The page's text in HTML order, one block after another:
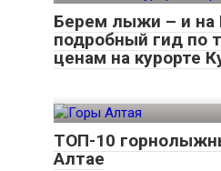
Берем лыжи – и на
подробный гид по
ценам на курорте
ТОП-10
Алтае